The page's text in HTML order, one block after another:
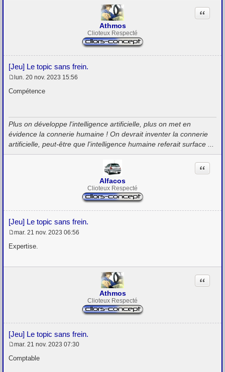
Athmos
Clioteux Respecté
[Jeu] Le topic sans frein.
Citation
e
g
e
lun. 20 nov. 2023 15:56
Compétence
Plus on développe l'intelligence artificielle, plus on met en
évidence la connerie humaine ! On devrait inventer la connerie
artificielle, peut-être que l'intelligence humaine referait surface ...
Alfacos
Clioteux Respecté
[Jeu] Le topic sans frein.
Citation
e
s
a
mar. 21 nov. 2023 06:56
Expertise.
Athmos
Clioteux Respecté
[Jeu] Le topic sans frein.
Citation
e
mar. 21 nov. 2023 07:30
Comptable